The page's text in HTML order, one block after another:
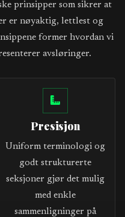
prinsipper som sikrer at
er nøyaktig, lettlest og
former hvordan vi
avsløringer.
Presisjon
Uniform terminologi og
godt strukturerte
seksjoner gjør det mulig
med enkle
sammenligninger på